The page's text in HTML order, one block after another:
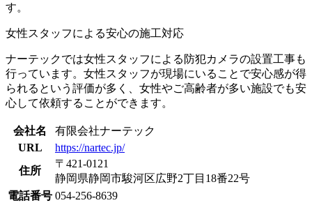
す。
女性スタッフによる安心の施工対応
ナーテックでは女性スタッフによる防犯カメラの設置工事も
行っています。女性スタッフが現場にいることで安心感が得
られるという評価が多く、女性やご高齢者が多い施設でも安
心して依頼することができます。
会社名
有限会社ナーテック
URL
https://nartec.jp/
住所
〒421-0121
静岡県静岡市駿河区広野2丁目18番22号
電話番号 054-256-8639